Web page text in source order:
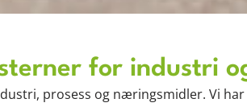
for industri
prosess og næringsmidler. Vi